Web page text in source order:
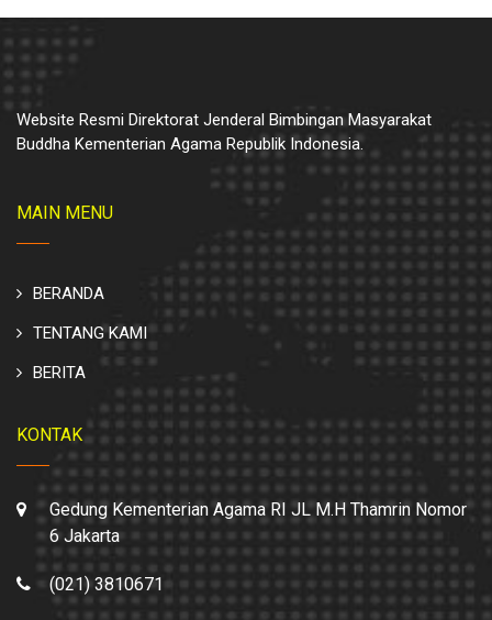
Website Resmi Direktorat Jenderal Bimbingan Masyarakat
Buddha Kementerian Agama Republik Indonesia.
MAIN MENU
BERANDA
TENTANG KAMI
BERITA
KONTAK
Gedung Kementerian Agama RI JL M.H Thamrin Nomor
6 Jakarta
(021) 3810671